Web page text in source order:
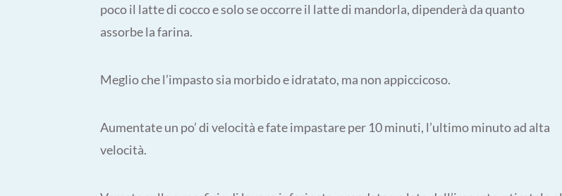
poco il latte di cocco e solo se occorre il latte di mandorla, dipenderà da quanto
assorbe la farina.
Meglio che l’impasto sia morbido e idratato, ma non appiccicoso.
Aumentate un po’ di velocità e fate impastare per 10 minuti, l’ultimo minuto ad alta
velocità.